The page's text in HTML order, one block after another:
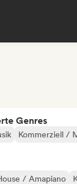
Genres
Kommerziell /
/ Amapiano